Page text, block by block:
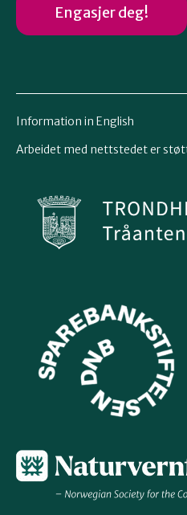
Engasjer deg!
Information in English
Arbeidet med nettstedet er